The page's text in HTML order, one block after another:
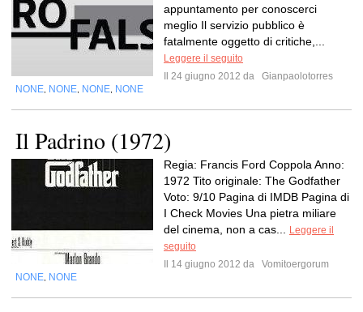
appuntamento per conoscerci
meglio Il servizio pubblico è
fatalmente oggetto di critiche,...
Leggere il seguito
Il 24 giugno 2012 da
Gianpaolotorres
NONE NONE NONE NONE
Il Padrino (1972)
Regia: Francis Ford Coppola Anno:
1972 Tito originale: The Godfather
Voto: 9/10 Pagina di IMDB Pagina di
I Check Movies Una pietra miliare
del cinema, non a cas...
Leggere il
seguito
Il 14 giugno 2012 da
Vomitoergorum
NONE NONE